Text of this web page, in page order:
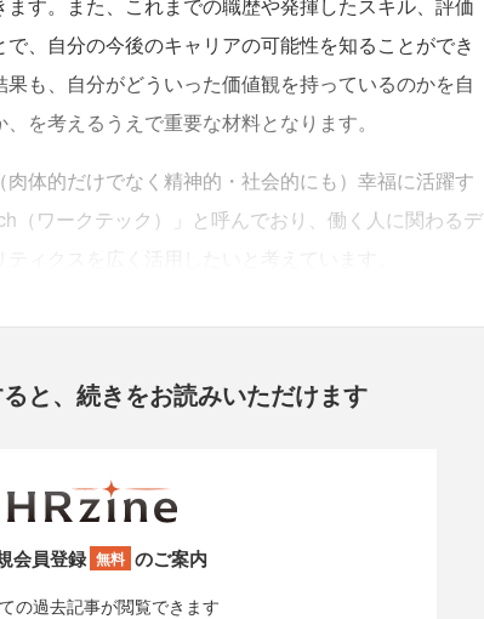
す。また、これまでの職歴や発揮したスキル、評価
、自分の今後のキャリアの可能性を知ることができ
も、自分がどういった価値観を持っているのかを自
を考えるうえで重要な材料となります。
体的だけでなく精神的・社会的にも）幸福に活躍す
（ワークテック）」と呼んでおり、働く人に関わるデ
と、続きをお読みいただけます
会員登録 無料 のご案内
ての過去記事が閲覧できます